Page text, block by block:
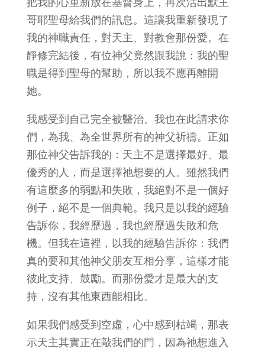
哥耶聖母給我們的訊息。這讓我重新發現了
我的神職責任，對天主、對教會那份愛。在
靜修完結後，有位神父竟然跟我說：我的聖
職是得到聖母的幫助，所以我不應再離開
她。
我感受到自己完全被醫治。我也在此請求你
們，為我、為全世界所有的神父祈禱。正如
那位神父告訴我的：天主不是選擇最好、最
優秀的人，而是選擇祂想要的人。雖然我們
有這麼多的弱點和失敗，我絕對不是一個好
例子，絕不是一個典範。我只是以我的經驗
告訴你，我經歷過，我也經歷過失敗和危
機。但我在這裡，以我的經驗告訴你：我們
真的要和其他神父朋友互相分享，這樣才能
彼此支持、鼓勵。而那份愛才是最大的支
持，沒有其他東西能相比。
如果我們感受到空虛，心中感到枯竭，那表
示天主其實正在敲我們的門，因為祂想進入